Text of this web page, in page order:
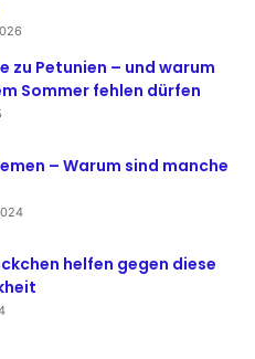
zu Petunien – und warum
Sommer fehlen dürfen
– Warum sind manche
helfen gegen diese